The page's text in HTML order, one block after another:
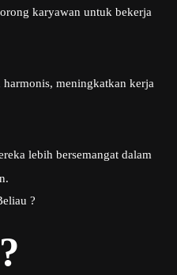
karyawan untuk bekerja
meningkatkan kerja
lebih bersemangat dalam
?